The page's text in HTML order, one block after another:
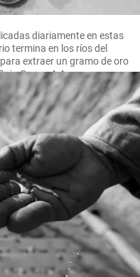
diariamente en estas
termina en los ríos del
extraer un gramo de oro
Cauca 4.4 gramos.